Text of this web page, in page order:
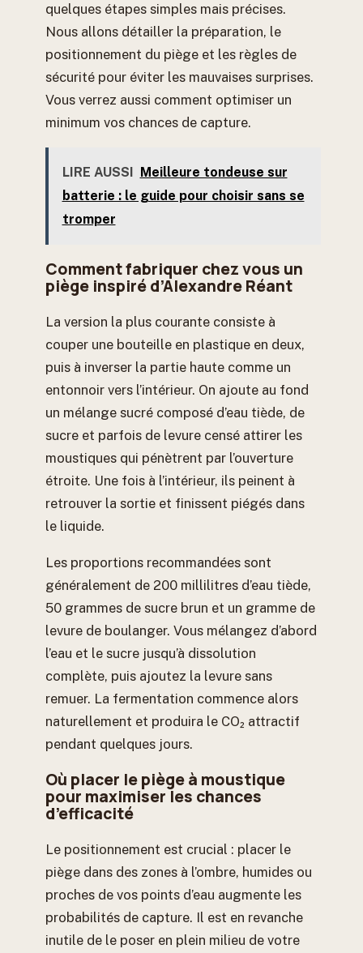
quelques étapes simples mais précises.
Nous allons détailler la préparation, le
positionnement du piège et les règles de
sécurité pour éviter les mauvaises surprises.
Vous verrez aussi comment optimiser un
minimum vos chances de capture.
LIRE AUSSI
Meilleure tondeuse sur
batterie : le guide pour choisir sans se
tromper
Comment fabriquer chez vous un
piège inspiré d’Alexandre Réant
La version la plus courante consiste à
couper une bouteille en plastique en deux,
puis à inverser la partie haute comme un
entonnoir vers l’intérieur. On ajoute au fond
un mélange sucré composé d’eau tiède, de
sucre et parfois de levure censé attirer les
moustiques qui pénètrent par l’ouverture
étroite. Une fois à l’intérieur, ils peinent à
retrouver la sortie et finissent piégés dans
le liquide.
Les proportions recommandées sont
généralement de 200 millilitres d’eau tiède,
50 grammes de sucre brun et un gramme de
levure de boulanger. Vous mélangez d’abord
l’eau et le sucre jusqu’à dissolution
complète, puis ajoutez la levure sans
remuer. La fermentation commence alors
naturellement et produira le CO₂ attractif
pendant quelques jours.
Où placer le piège à moustique
pour maximiser les chances
d’efficacité
Le positionnement est crucial : placer le
piège dans des zones à l’ombre, humides ou
proches de vos points d’eau augmente les
probabilités de capture. Il est en revanche
inutile de le poser en plein milieu de votre